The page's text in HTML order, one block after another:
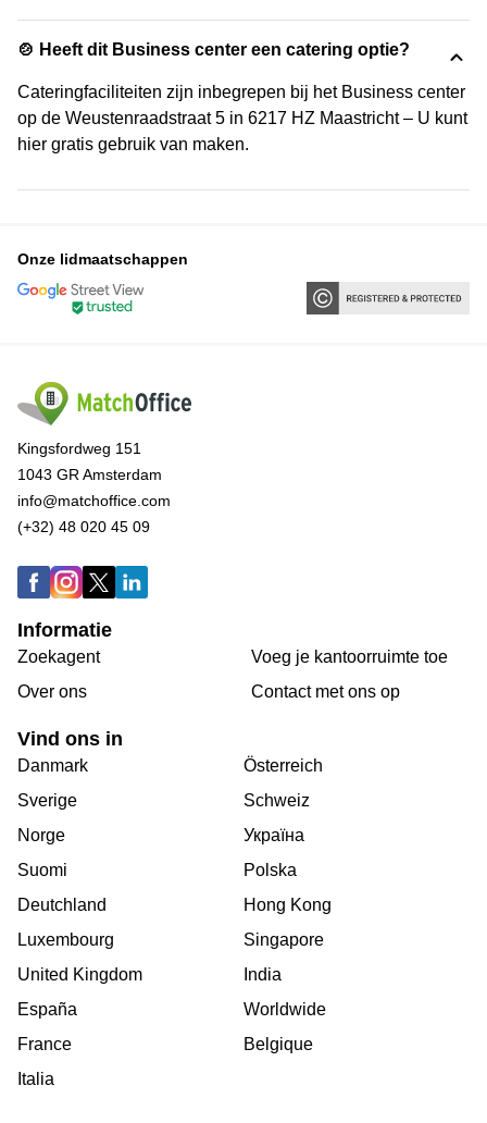
🍲 Heeft dit Business center een catering optie?
Cateringfaciliteiten zijn inbegrepen bij het Business center
op de Weustenraadstraat 5 in 6217 HZ Maastricht – U kunt
hier gratis gebruik van maken.
Onze lidmaatschappen
Kingsfordweg 151
1043 GR Amsterdam
info@matchoffice.com
(+32) 48 020 45 09
Informatie
Zoekagent
Over ons
Voeg je kantoorruimte toe
Сontact met ons op
Vind ons in
Danmark
Sverige
Norge
Suomi
Deutchland
Luxembourg
United Kingdom
España
France
Italia
Österreich
Schweiz
Україна
Polska
Hong Kong
Singapore
India
Worldwide
Belgique